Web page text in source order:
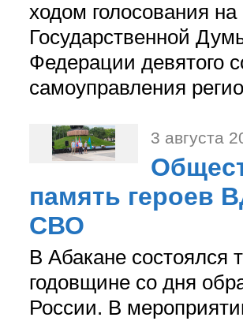
ходом голосования
Государственной
Федерации девятого
самоуправления
3 августа
память героев
СВО
В Абакане состоялся
годовщине со дня
России. В